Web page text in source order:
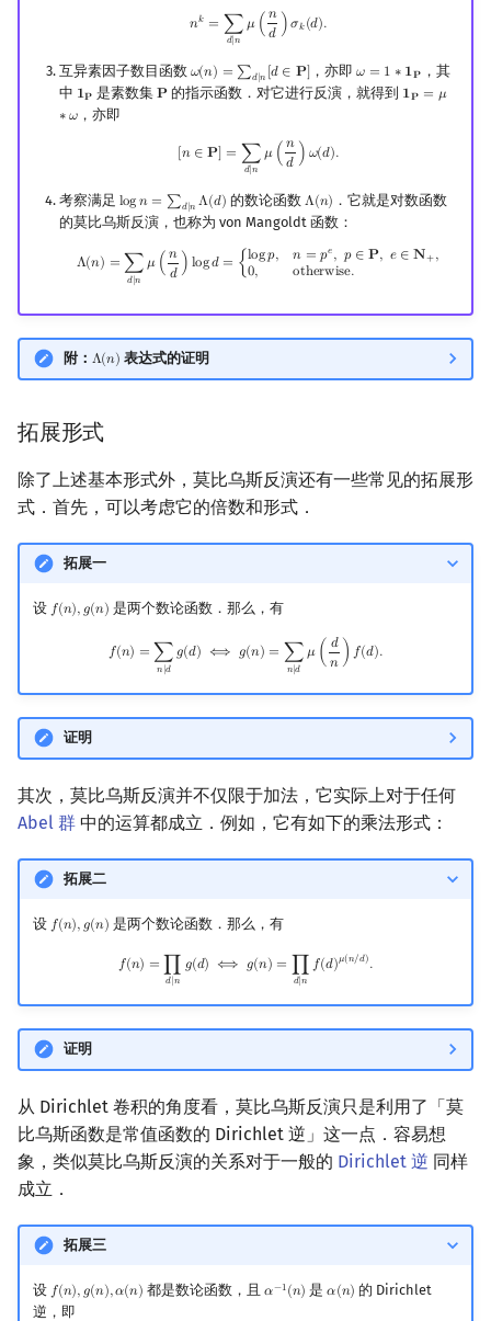
𝑛𝑘 = ∑
𝑑∣𝑛
𝜇 ( 𝑛
𝑑 )𝜎𝑘(𝑑).
n k= ∑d∣n μ (nd )σ k( d).
互异素因子数目函数 𝜔(𝑛) = ∑𝑑∣𝑛 [𝑑 ∈ 𝐏]
ω(n) =∑d∣n[d ∈P] ，亦即𝜔 = 1 ∗ 𝟏𝐏
ω =1 ∗ 1P
，其
中 𝟏𝐏
1P 是素数集𝐏
P 的指示函数．对它进行反演，就得到 𝟏𝐏 = 𝜇
∗𝜔
1P= μ∗ω
，亦即
[𝑛 ∈ 𝐏] = ∑
𝑑∣𝑛
𝜇 ( 𝑛
𝑑 ) 𝜔(𝑑).
n ∈P =∑ d∣nμ( nd) ω (d).
考察满足 log𝑛 = ∑𝑑∣𝑛 Λ(𝑑)
log n=∑d∣nΛ(d) 的数论函数 Λ(𝑛)
Λ(n) ．它就是对数函数
的莫比乌斯反演，也称为 von Mangoldt 函数：
Λ(𝑛) = ∑
𝑑∣𝑛
𝜇 ( 𝑛
𝑑 ) log𝑑 = {log𝑝, 𝑛 = 𝑝𝑒, 𝑝 ∈ 𝐏, 𝑒 ∈ 𝐍+,
0, otherwise.
Λ n d∣nμ nd) log {log p,n=pe p∈ P, e∈ N+ 0 otherwise.
附： Λ(𝑛)
Λ(n) 表达式的证明
拓展形式
除了上述基本形式外，莫比乌斯反演还有一些常见的拓展形
式．首先，可以考虑它的倍数和形式．
拓展一
设 𝑓(𝑛),𝑔(𝑛)
f(n),g (n) 是两个数论函数．那么，有
𝑓(𝑛) = ∑
𝑛∣𝑑
𝑔(𝑑) ⟺ 𝑔(𝑛) = ∑
𝑛∣𝑑
𝜇 ( 𝑑
𝑛 ) 𝑓(𝑑).
)=∑n d g( ( ) n∣dμ n )f( d .
证明
其次，莫比乌斯反演并不仅限于加法，它实际上对于任何
Abel 群 中的运算都成立．例如，它有如下的乘法形式：
拓展二
设 𝑓(𝑛),𝑔(𝑛)
f(n),g (n) 是两个数论函数．那么，有
𝑓(𝑛) = ∏
𝑑∣𝑛
𝑔(𝑑) ⟺ 𝑔(𝑛) = ∏
𝑑∣𝑛
𝑓(𝑑)𝜇(𝑛/𝑑).
f(n =∏d∣n g(d) ⟺g n)=∏ d∣ nf(d )μ(n/d).
证明
从 Dirichlet 卷积的角度看，莫比乌斯反演只是利用了「莫
比乌斯函数是常值函数的 Dirichlet 逆」这一点．容易想
象，类似莫比乌斯反演的关系对于一般的 Dirichlet 逆 同样
成立．
拓展三
设 𝑓(𝑛),𝑔(𝑛),𝛼(𝑛)
f(n),g (n),α(n) 都是数论函数，且𝛼−1(𝑛)
α−1(n) 是𝛼(𝑛)
α(n) 的 Dirichlet
逆，即